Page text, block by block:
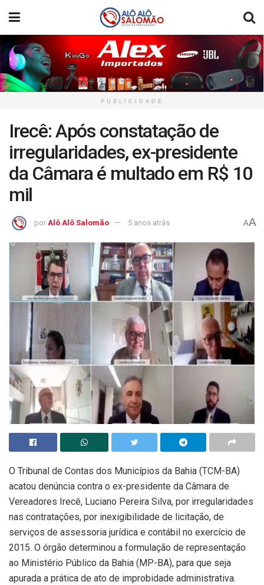
PUBLICIDADE
Irecê: Após constatação de
irregularidades, ex-presidente
da Câmara é multado em R$ 10
mil
por Alô Alô Salomão 5 anos atrás AA
O Tribunal de Contas dos Municípios da Bahia (TCM-BA)
acatou denúncia contra o ex-presidente da Câmara de
Vereadores Irecê, Luciano Pereira Silva, por irregularidades
nas contratações, por inexigibilidade de licitação, de
serviços de assessoria jurídica e contábil no exercício de
2015. O órgão determinou a formulação de representação
ao Ministério Público da Bahia (MP-BA), para que seja
apurada a prática de ato de improbidade administrativa.